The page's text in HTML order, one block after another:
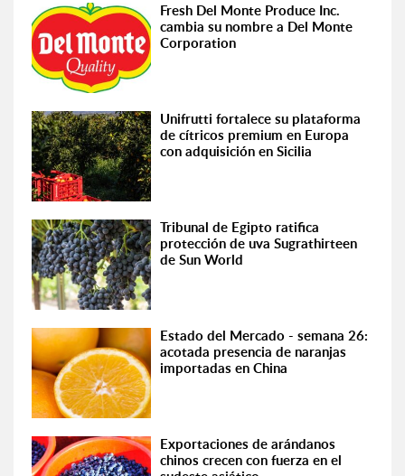
Fresh Del Monte Produce Inc.
cambia su nombre a Del Monte
Corporation
Unifrutti fortalece su plataforma
de cítricos premium en Europa
con adquisición en Sicilia
Tribunal de Egipto ratifica
protección de uva Sugrathirteen
de Sun World
Estado del Mercado - semana 26:
acotada presencia de naranjas
importadas en China
Exportaciones de arándanos
chinos crecen con fuerza en el